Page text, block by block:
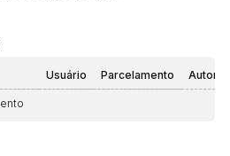
Usuário Parcelamento